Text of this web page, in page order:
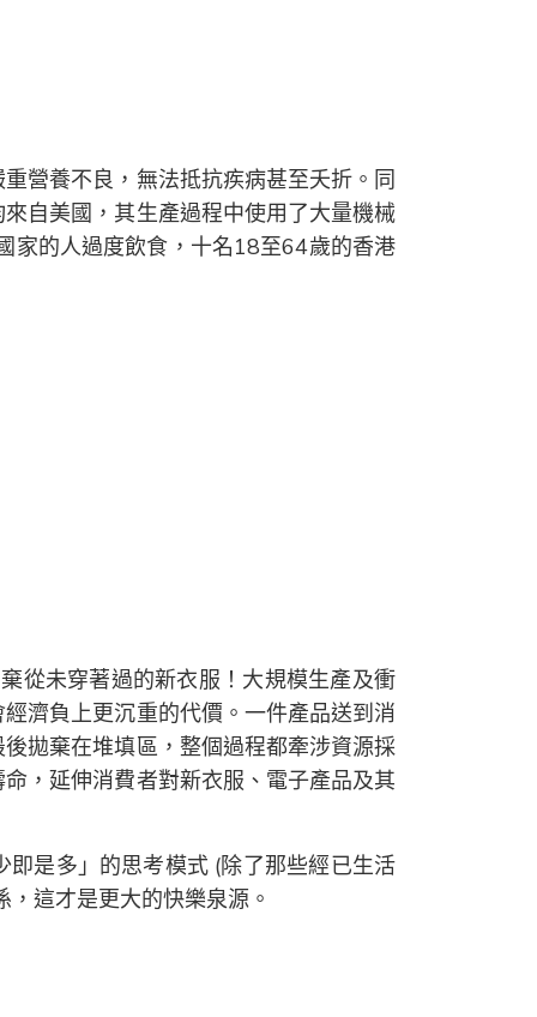
營養不良，無法抵抗疾病甚至夭折。同
自美國，其生產過程中使用了大量機械
家的人過度飲食，十名18至64歲的香港
從未穿著過的新衣服！大規模生產及衝
濟負上更沉重的代價。一件產品送到消
拋棄在堆填區，整個過程都牽涉資源採
，延伸消費者對新衣服、電子產品及其
是多」的思考模式 (除了那些經已生活
這才是更大的快樂泉源。